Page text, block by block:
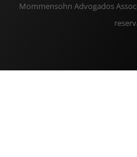
Mommensohn Advogados